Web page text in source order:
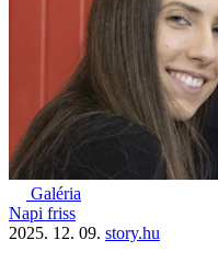
Galéria
Napi friss
2025. 12. 09. story.hu